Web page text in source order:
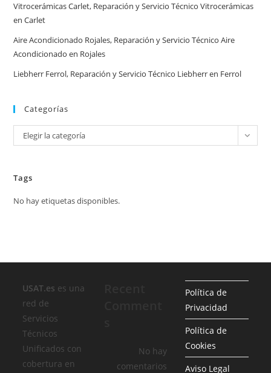
Vitrocerámicas Carlet, Reparación y Servicio Técnico Vitrocerámicas
en Carlet
Aire Acondicionado Rojales, Reparación y Servicio Técnico Aire
Acondicionado en Rojales
Liebherr Ferrol, Reparación y Servicio Técnico Liebherr en Ferrol
Categorías
Categorías
Elegir la categoría
Tags
No hay etiquetas disponibles.
USAT.es es una
red de
Servicios
Técnicos
Unificados con
cobertura en
No hay
comentarios
Política de
Privacidad
Política de
Cookies
Aviso Legal